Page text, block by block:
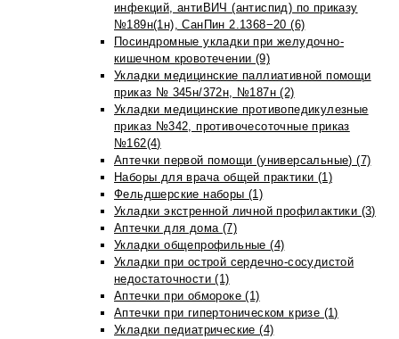
инфекций, антиВИЧ (антиспид) по приказу
№189н(1н), СанПин 2.1368−20 (6)
Посиндромные укладки при желудочно-
кишечном кровотечении (9)
Укладки медицинские паллиативной помощи
приказ № 345н/372н, №187н (2)
Укладки медицинские противопедикулезные
приказ №342, противочесоточные приказ
№162(4)
Аптечки первой помощи (универсальные) (7)
Наборы для врача общей практики (1)
Фельдшерские наборы (1)
Укладки экстренной личной профилактики (3)
Аптечки для дома (7)
Укладки общепрофильные (4)
Укладки при острой сердечно-сосудистой
недостаточности (1)
Аптечки при обмороке (1)
Аптечки при гипертоническом кризе (1)
Укладки педиатрические (4)